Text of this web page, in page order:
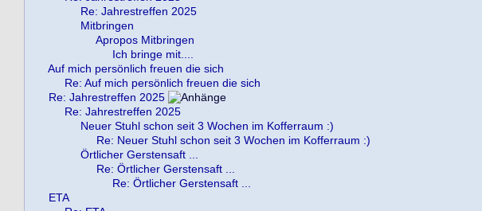
Re: Jahrestreffen 2025
Mitbringen
Apropos Mitbringen
Ich bringe mit....
Auf mich persönlich freuen die sich
Re: Auf mich persönlich freuen die sich
Re: Jahrestreffen 2025
Re: Jahrestreffen 2025
Neuer Stuhl schon seit 3 Wochen im Kofferraum :)
Re: Neuer Stuhl schon seit 3 Wochen im Kofferraum :)
Örtlicher Gerstensaft ...
Re: Örtlicher Gerstensaft ...
Re: Örtlicher Gerstensaft ...
ETA